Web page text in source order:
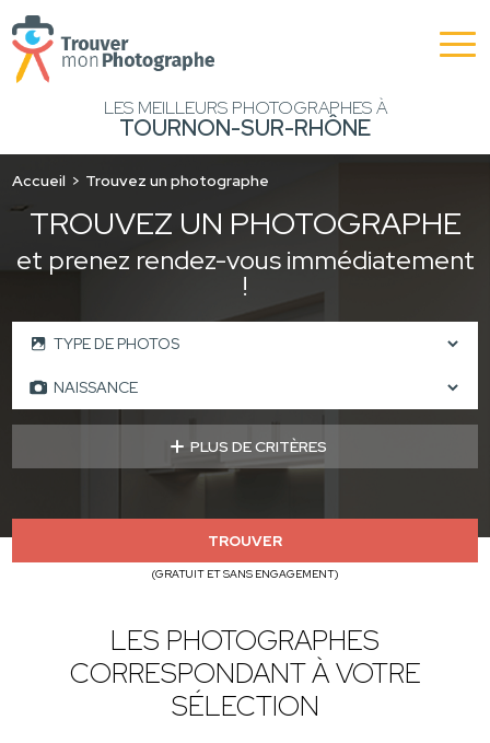
LES MEILLEURS PHOTOGRAPHES À
TOURNON-SUR-RHÔNE
Accueil Trouvez un photographe
TROUVEZ UN PHOTOGRAPHE
et prenez rendez-vous immédiatement
!
PLUS DE CRITÈRES
TROUVER
(GRATUIT ET SANS ENGAGEMENT)
LES PHOTOGRAPHES
CORRESPONDANT À VOTRE
SÉLECTION